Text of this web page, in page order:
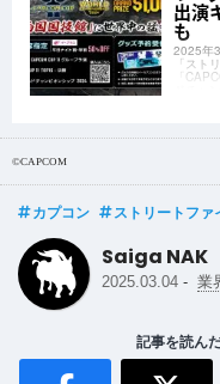
出演
も
2025年
「スト
「
ドチャ
©CAPCOM
カプコン ストリートファ
Saiga NAK
2025.03.04 - 業
記事を読ん